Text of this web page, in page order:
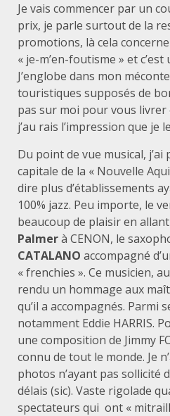
Je vais commencer par un
prix, je parle surtout de la
promotions, là cela
« je-m’en-foutisme » et
J’englobe dans mon
touristiques supposés de
pas sur moi pour vous livrer
j’au rais l’impression que je
Du point de vue musical,
capitale de la « Nouvelle
dire plus d’établissements
100% jazz. Peu importe, le
beaucoup de plaisir en
Palmerà CENON, le
CATALANO accompagné
« frenchies ». Ce musicien,
rendu un hommage aux
qu’il a accompagnés. Parmi
notamment Eddie HARRIS.
une composition de Jimmy
connu de tout le monde. Je
photos n’ayant pas sollicité
délais (sic). Vaste rigolade
spectateurs qui ont «